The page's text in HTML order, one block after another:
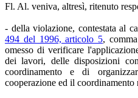
Fl. Al. veniva, altresì, ritenuto
- della violazione, contestata al
494 del 1996, articolo 5,
omesso di verificare
dei lavori, delle disposizioni
coordinamento e di
cooperazione ed il